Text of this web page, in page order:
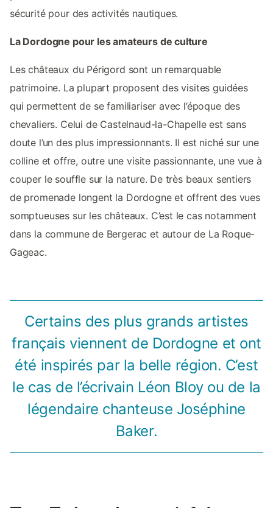
sécurité pour des activités nautiques.
La Dordogne pour les amateurs de culture
Les châteaux du Périgord sont un remarquable
patrimoine. La plupart proposent des visites guidées
qui permettent de se familiariser avec l’époque des
chevaliers. Celui de Castelnaud-la-Chapelle est sans
doute l’un des plus impressionnants. Il est niché sur une
colline et offre, outre une visite passionnante, une vue à
couper le souffle sur la nature. De très beaux sentiers
de promenade longent la Dordogne et offrent des vues
somptueuses sur les châteaux. C’est le cas notamment
dans la commune de Bergerac et autour de La Roque-
Gageac.
Certains des plus grands artistes
français viennent de Dordogne et ont
été inspirés par la belle région. C’est
le cas de l’écrivain Léon Bloy ou de la
légendaire chanteuse Joséphine
Baker.